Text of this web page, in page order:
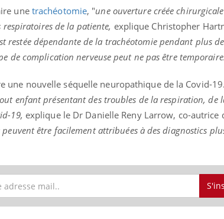
une trachéotomie, "une ouverture créée
de la patiente, explique Christopher
restée dépendante de la trachéotomie pendant plus
de complication nerveuse peut ne pas être temporaire.
une nouvelle séquelle neuropathique de la Covid-
enfant présentant des troubles de la respiration, de
19, explique le Dr Danielle Reny Larrow, co-autrice
être facilement attribuées à des diagnostics